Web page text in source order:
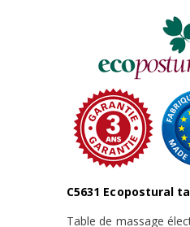
C5631 Ecopostural
Table de massage